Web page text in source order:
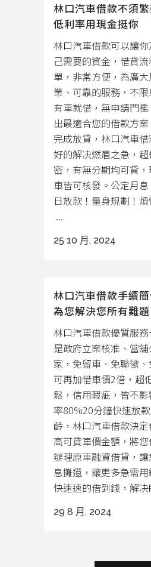
林口汽車借款不須
低利率用現金挺你
林口汽車借款可以讓
己需要的資金，借貸
單，非常方便，為廣
業、可靠的服務，不
有車就借，無申請門
出最適合您的借款方
完成放貸，林口汽車
好的解决燃眉之急，
密，有無分期均可貸
車皆可核發。公定月
日放款！量身規劃！煩
...
25 10 月, 2024
林口汽車借款手續
為您解決您所有難題
林口汽車借款優質服
是政府立案核准、當
家，免留車、免聯徵
可再加借車價2倍，超
鬆，信用瑕疵，皆不
率80%20分鐘快速放
齡，林口汽車借款決
高可貸車價金額，將
辦理原車融資借貸，
息攤還，讓更多急需
快速速的借到錢，解
29 8 月, 2024